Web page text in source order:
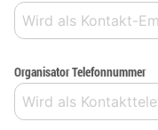
Organisator Telefonnummer